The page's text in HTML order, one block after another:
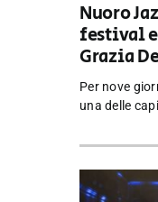
Nuoro
festival
Grazia
Per nove
una delle